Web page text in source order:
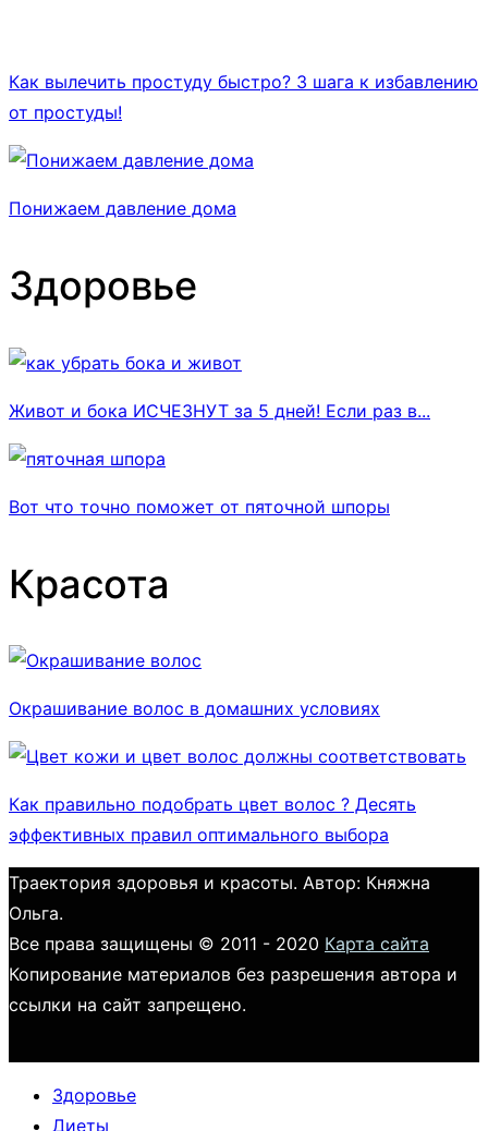
Как вылечить простуду быстро? 3 шага к избавлению
от простуды!
Понижаем давление дома
Здоровье
Живот и бока ИСЧЕЗНУТ за 5 дней! Если раз в...
Вот что точно поможет от пяточной шпоры
Красота
Окрашивание волос в домашних условиях
Как правильно подобрать цвет волос ? Десять
эффективных правил оптимального выбора
Траектория здоровья и красоты. Автор: Княжна
Ольга.
Все права защищены © 2011 - 2020 Карта сайта
Копирование материалов без разрешения автора и
ссылки на сайт запрещено.
Здоровье
Диеты